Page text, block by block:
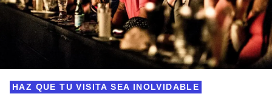
HAZ QUE TU VISITA SEA INOLVIDABLE